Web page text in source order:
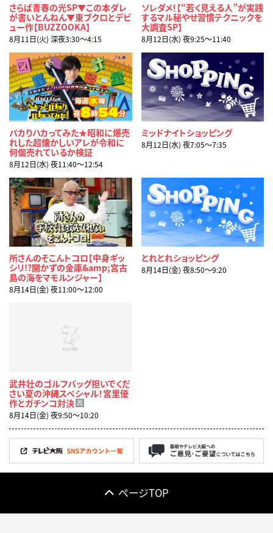
さらば青春の光SP▼この本ダレ
が書いとんねん▼東ブクロとデビ
ュー作【BUZZOOKA】
8月11日(火) 深夜3:30〜4:15
ソレダメ！【“若く見える人”が実践
するマル秘やせ習慣テクニックを
大調査SP】
8月12日(水) 夜9:25〜11:40
バカりハカってみた★昭和に爆売
れした超懐かしいアレが令和に
何個売れているか検証
8月12日(水) 夜11:40〜12:54
ミッドナイトショッピング
8月12日(水) 夜7:05〜7:35
所さんのそこんトコロ【中身ギッ
シリ!?開かずの金庫&amp;宮古
島の海をマモルンジャー】
8月14日(金) 夜11:00〜12:00
とれとれショッピング
8月14日(金) 夜8:50〜9:20
武井壮のゴルフバッグ担いでくだ
さい夏の沖縄スペシャル！宮里優
作とガチンコ対決 再
8月14日(金) 夜9:50〜10:20
ページTOP